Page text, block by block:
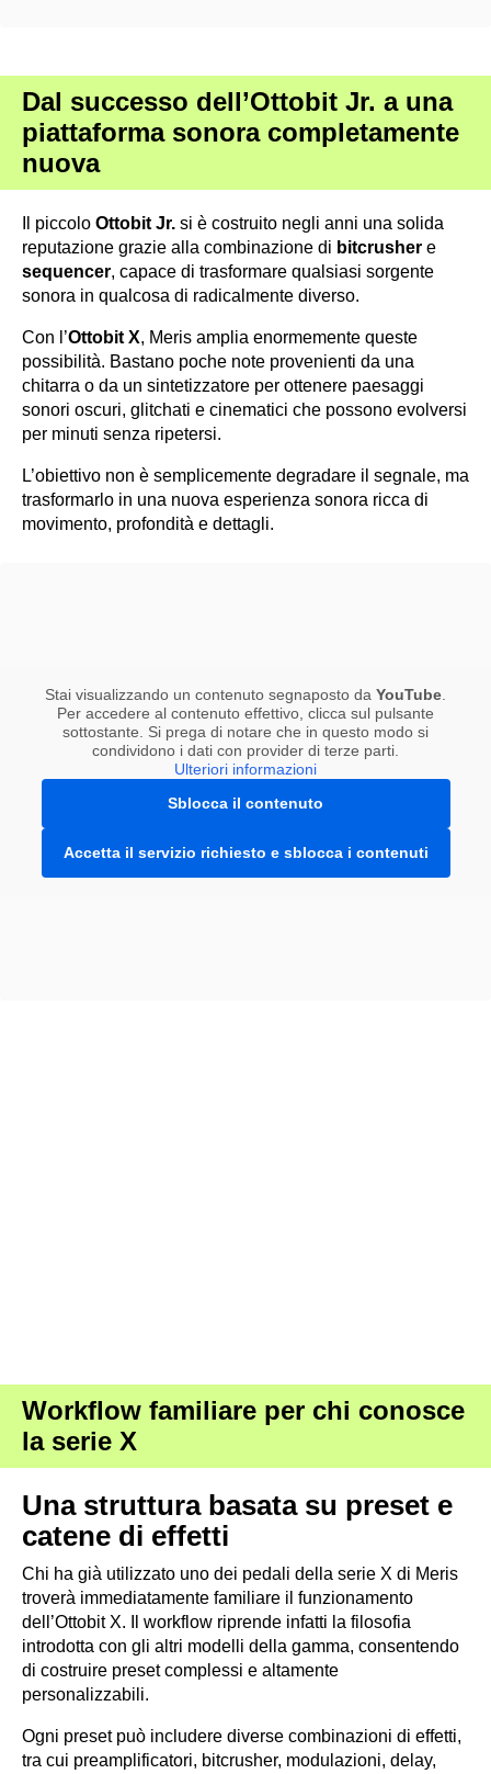
Dal successo dell’Ottobit Jr. a una
piattaforma sonora completamente
nuova
Il piccolo Ottobit Jr. si è costruito negli anni una solida
reputazione grazie alla combinazione di bitcrusher e
sequencer, capace di trasformare qualsiasi sorgente
sonora in qualcosa di radicalmente diverso.
Con l’Ottobit X, Meris amplia enormemente queste
possibilità. Bastano poche note provenienti da una
chitarra o da un sintetizzatore per ottenere paesaggi
sonori oscuri, glitchati e cinematici che possono evolversi
per minuti senza ripetersi.
L’obiettivo non è semplicemente degradare il segnale, ma
trasformarlo in una nuova esperienza sonora ricca di
movimento, profondità e dettagli.
Stai visualizzando un contenuto segnaposto da YouTube.
Per accedere al contenuto effettivo, clicca sul pulsante
sottostante. Si prega di notare che in questo modo si
condividono i dati con provider di terze parti.
Ulteriori informazioni
Sblocca il contenuto
Accetta il servizio richiesto e sblocca i contenuti
Workflow familiare per chi conosce
la serie X
Una struttura basata su preset e
catene di effetti
Chi ha già utilizzato uno dei pedali della serie X di Meris
troverà immediatamente familiare il funzionamento
dell’Ottobit X. Il workflow riprende infatti la filosofia
introdotta con gli altri modelli della gamma, consentendo
di costruire preset complessi e altamente
personalizzabili.
Ogni preset può includere diverse combinazioni di effetti,
tra cui preamplificatori, bitcrusher, modulazioni, delay,